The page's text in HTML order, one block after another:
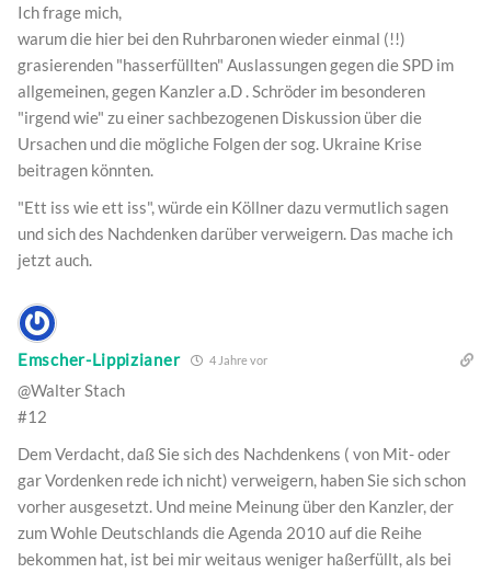
Ich frage mich,
warum die hier bei den Ruhrbaronen wieder einmal (!!)
grasierenden "hasserfüllten" Auslassungen gegen die SPD im
allgemeinen, gegen Kanzler a.D . Schröder im besonderen
"irgend wie" zu einer sachbezogenen Diskussion über die
Ursachen und die mögliche Folgen der sog. Ukraine Krise
beitragen könnten.
"Ett iss wie ett iss", würde ein Köllner dazu vermutlich sagen
und sich des Nachdenken darüber verweigern. Das mache ich
jetzt auch.
Emscher-Lippizianer 4 Jahre vor
@Walter Stach
#12
Dem Verdacht, daß Sie sich des Nachdenkens ( von Mit- oder
gar Vordenken rede ich nicht) verweigern, haben Sie sich schon
vorher ausgesetzt. Und meine Meinung über den Kanzler, der
zum Wohle Deutschlands die Agenda 2010 auf die Reihe
bekommen hat, ist bei mir weitaus weniger haßerfüllt, als bei